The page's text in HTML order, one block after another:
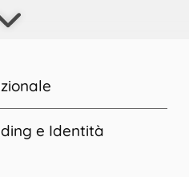
e Identità